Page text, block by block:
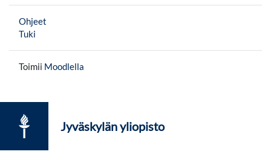
Ohjeet
Tuki
Toimii Moodlella
Jyväskylän yliopisto